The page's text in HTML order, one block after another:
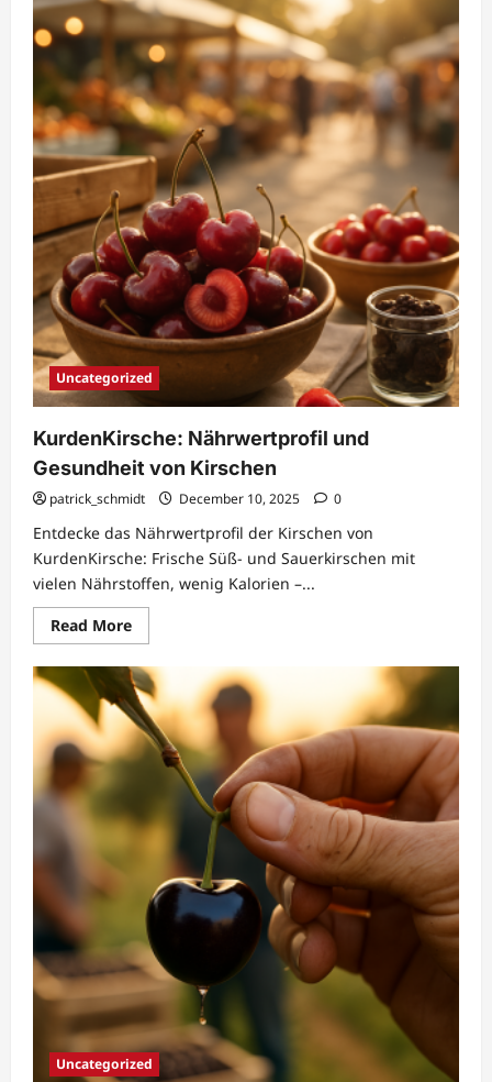
mit
Kirschen
&
Trockenfrüchten
von
KurdenKirsche
Uncategorized
KurdenKirsche: Nährwertprofil und
Gesundheit von Kirschen
patrick_schmidt December 10, 2025 0
Entdecke das Nährwertprofil der Kirschen von
KurdenKirsche: Frische Süß- und Sauerkirschen mit
vielen Nährstoffen, wenig Kalorien –...
Read MoreRead
more
KurdenKirsche:
Nährwertprofil
und
Gesundheit
von
Kirschen
Uncategorized